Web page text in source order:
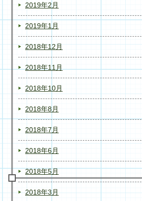
2019年2月
2019年1月
2018年12月
2018年11月
2018年10月
2018年8月
2018年7月
2018年6月
2018年5月
2018年3月